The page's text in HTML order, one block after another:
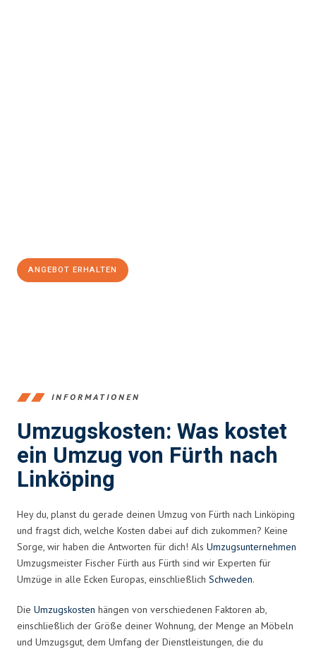
ANGEBOT ERHALTEN
INFORMATIONEN
Umzugskosten: Was kostet
ein Umzug von Fürth nach
Linköping
Hey du, planst du gerade deinen Umzug von Fürth nach Linköping
und fragst dich, welche Kosten dabei auf dich zukommen? Keine
Sorge, wir haben die Antworten für dich! Als Umzugsunternehmen
Umzugsmeister Fischer Fürth aus Fürth sind wir Experten für
Umzüge in alle Ecken Europas, einschließlich Schweden.
Die Umzugskosten hängen von verschiedenen Faktoren ab,
einschließlich der Größe deiner Wohnung, der Menge an Möbeln
und Umzugsgut, dem Umfang der Dienstleistungen, die du